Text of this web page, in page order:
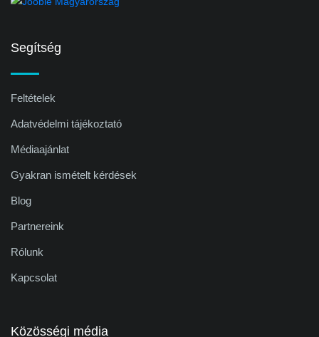
Segítség
Feltételek
Adatvédelmi tájékoztató
Médiaajánlat
Gyakran ismételt kérdések
Blog
Partnereink
Rólunk
Kapcsolat
Közösségi média